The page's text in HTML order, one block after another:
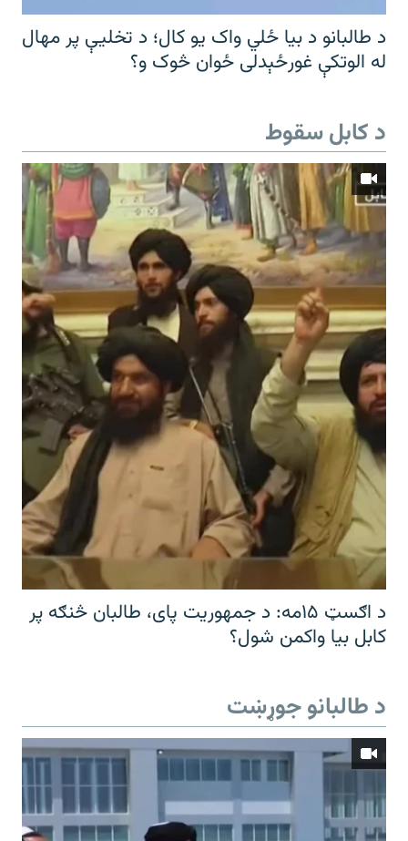
د طالبانو د بیا ځلي واک یو کال؛ د تخلیې پر مهال
له الوتکې غورځېدلی ځوان څوک و؟
د کابل سقوط
د اګسټ ۱۵مه: د جمهوریت پای، طالبان څنګه پر
کابل بیا واکمن شول؟
د طالبانو جوړښت